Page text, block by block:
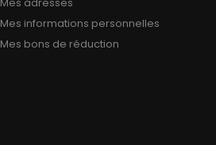
Mes informations personnelles
Mes bons de réduction